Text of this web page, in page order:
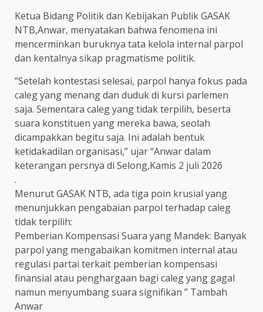
​Ketua Bidang Politik dan Kebijakan Publik GASAK
NTB,Anwar, menyatakan bahwa fenomena ini
mencerminkan buruknya tata kelola internal parpol
dan kentalnya sikap pragmatisme politik.
​”Setelah kontestasi selesai, parpol hanya fokus pada
caleg yang menang dan duduk di kursi parlemen
saja. Sementara caleg yang tidak terpilih, beserta
suara konstituen yang mereka bawa, seolah
dicampakkan begitu saja. Ini adalah bentuk
ketidakadilan organisasi,” ujar “Anwar dalam
keterangan persnya di Selong,Kamis 2 juli 2026
.
​Menurut GASAK NTB, ada tiga poin krusial yang
menunjukkan pengabaian parpol terhadap caleg
tidak terpilih:
​Pemberian Kompensasi Suara yang Mandek: Banyak
parpol yang mengabaikan komitmen internal atau
regulasi partai terkait pemberian kompensasi
finansial atau penghargaan bagi caleg yang gagal
namun menyumbang suara signifikan ” Tambah
Anwar